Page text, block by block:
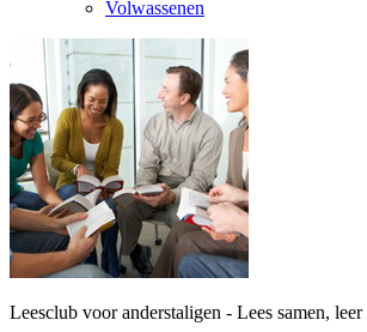
Volwassenen
Leesclub voor anderstaligen - Lees samen, leer